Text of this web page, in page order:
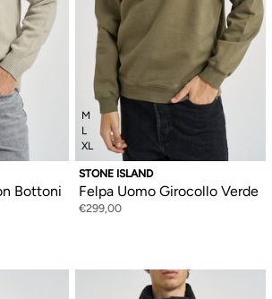
Bottoni
M
L
XL
STONE ISLAND
Felpa Uomo Girocollo Verde
€299,00